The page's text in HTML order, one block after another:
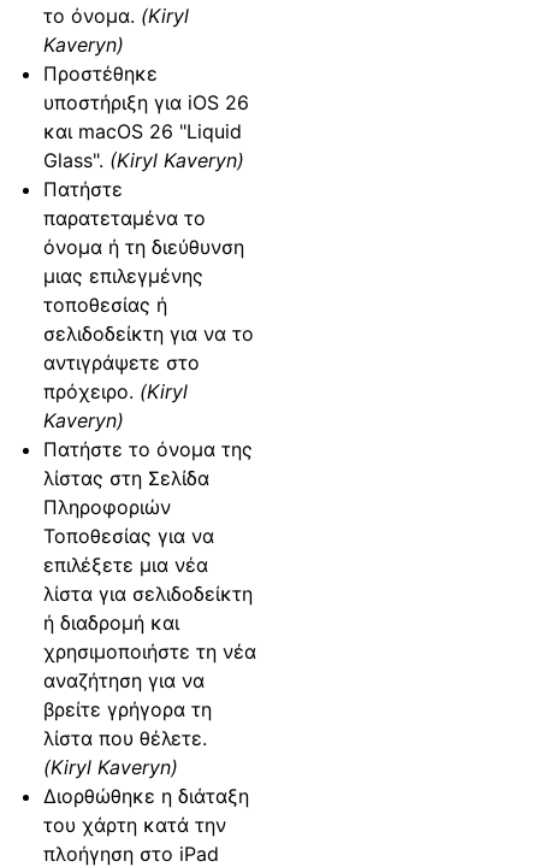
το όνομα. (Kiryl
Kaveryn)
Προστέθηκε
υποστήριξη για iOS 26
και macOS 26 "Liquid
Glass". (Kiryl Kaveryn)
Πατήστε
παρατεταμένα το
όνομα ή τη διεύθυνση
μιας επιλεγμένης
τοποθεσίας ή
σελιδοδείκτη για να το
αντιγράψετε στο
πρόχειρο. (Kiryl
Kaveryn)
Πατήστε το όνομα της
λίστας στη Σελίδα
Πληροφοριών
Τοποθεσίας για να
επιλέξετε μια νέα
λίστα για σελιδοδείκτη
ή διαδρομή και
χρησιμοποιήστε τη νέα
αναζήτηση για να
βρείτε γρήγορα τη
λίστα που θέλετε.
(Kiryl Kaveryn)
Διορθώθηκε η διάταξη
του χάρτη κατά την
πλοήγηση στο iPad